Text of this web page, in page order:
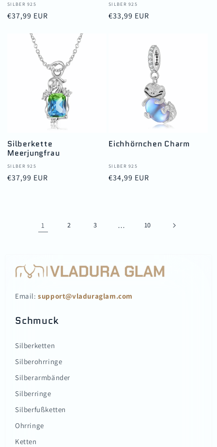
Anbieter:
SILBER 925
Normaler
€37,99 EUR
Anbieter:
SILBER 925
Normaler
€33,99 EUR
Silberkette
Meerjungfrau
Anbieter:
SILBER 925
Normaler
€37,99 EUR
Eichhörnchen Charm
Anbieter:
SILBER 925
Normaler
€34,99 EUR
1 2 3 … 10
Email:support@vladuraglam.com
Schmuck
Silberketten
Silberohrringe
Silberarmbänder
Silberringe
Silberfußketten
Ohrringe
Ketten